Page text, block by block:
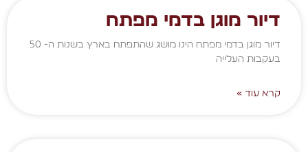
דיור מוגן בדמי מפתח
דיור מוגן בדמי מפתח הינו מושג שהתפתח בארץ בשנות ה- 50
בעקבות העלייה
קרא עוד »